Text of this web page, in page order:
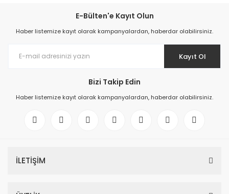
E-Bülten'e Kayıt Olun
Haber listemize kayıt olarak kampanyalardan, haberdar olabilirsiniz.
Kayıt Ol
Bizi Takip Edin
Haber listemize kayıt olarak kampanyalardan, haberdar olabilirsiniz.
İLETİŞİM